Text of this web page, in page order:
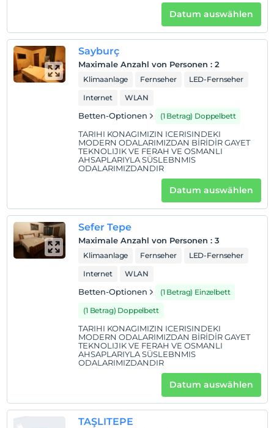
Datum auswählen
Sayburç
Maximale Anzahl von Personen : 2
Klimaanlage Fernseher
LED-Fernseher
Internet
WLAN
Betten-Optionen (1 Betrag) Doppelbett
TARIHI KONAGIMIZIN ICERISINDEKI
MODERN ODALARIMIZDAN BİRİDİR GAYET
TEKNOLIJIK VE FERAH VE OSMANLI
AHSAPLARIYLA SÜSLEBNMIS
ODALARIMIZDANDIR
Datum auswählen
Sefer Tepe
Maximale Anzahl von Personen : 3
Klimaanlage Fernseher
LED-Fernseher
Internet
WLAN
Betten-Optionen
(1 Betrag) Einzelbett
(1 Betrag) Doppelbett
TARIHI KONAGIMIZIN ICERISINDEKI
MODERN ODALARIMIZDAN BİRİDİR GAYET
TEKNOLIJIK VE FERAH VE OSMANLI
AHSAPLARIYLA SÜSLEBNMIS
ODALARIMIZDANDIR
Datum auswählen
TAŞLITEPE